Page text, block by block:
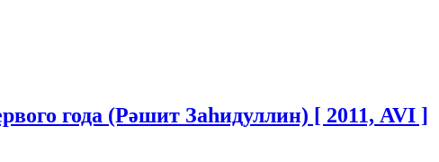
года (Рәшит Заһидуллин) [ 2011, AVI ]